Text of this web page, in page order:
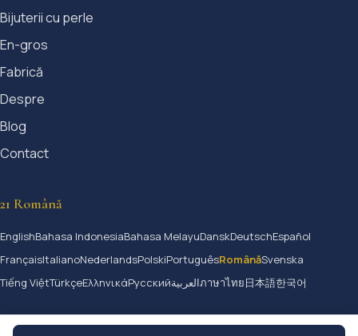
Bijuterii cu perle
En-gros
Fabrică
Despre
Blog
Contact
21 Română
EnglishBahasa IndonesiaBahasa MelayuDanskDeutschEspañol
FrançaisItalianoNederlandsPolskiPortuguêsRomânăSvenska
Tiếng ViệtTürkçeΕλληνικάРусскийالعربيةภาษาไทย日本語한국어